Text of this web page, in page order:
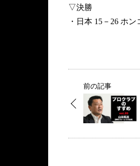
▽決勝
・日本 15－26 ホ
前の記事